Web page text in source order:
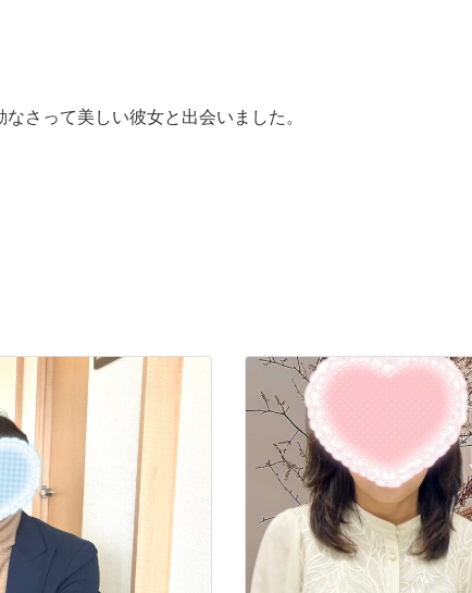
さって美しい彼女と出会いました。